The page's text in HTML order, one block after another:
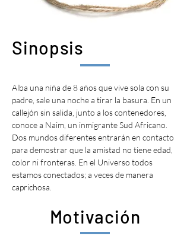
Sinopsis
Alba una niña de 8 años que vive sola con su
padre, sale una noche a tirar la basura. En un
callejón sin salida, junto a los contenedores,
conoce a Naim, un inmigrante Sud Africano.
Dos mundos diferentes entrarán en contacto
para demostrar que la amistad no tiene edad,
color ni fronteras. En el Universo todos
estamos conectados; a veces de manera
caprichosa.
Motivación